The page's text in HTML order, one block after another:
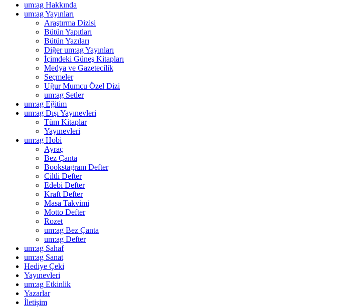
um:ag Hakkında
um:ag Yayınları
Araştırma Dizisi
Bütün Yapıtları
Bütün Yazıları
Diğer um:ag Yayınları
İçimdeki Güneş Kitapları
Medya ve Gazetecilik
Seçmeler
Uğur Mumcu Özel Dizi
um:ag Setler
um:ag Eğitim
um:ag Dışı Yayınevleri
Tüm Kitaplar
Yayınevleri
um:ag Hobi
Ayraç
Bez Çanta
Bookstagram Defter
Ciltli Defter
Edebi Defter
Kraft Defter
Masa Takvimi
Motto Defter
Rozet
um:ag Bez Çanta
um:ag Defter
um:ag Sahaf
um:ag Sanat
Hediye Çeki
Yayınevleri
um:ag Etkinlik
Yazarlar
İletişim